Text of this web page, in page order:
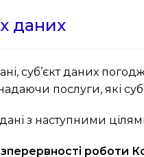
даних
суб’єкт даних
послуги, які
з наступними
роботи